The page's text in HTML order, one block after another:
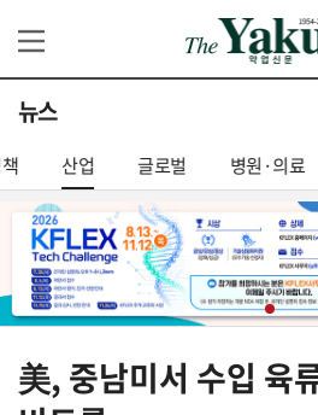
뉴스
산업 글로벌 병원·의료
美, 중남미서 수입 육